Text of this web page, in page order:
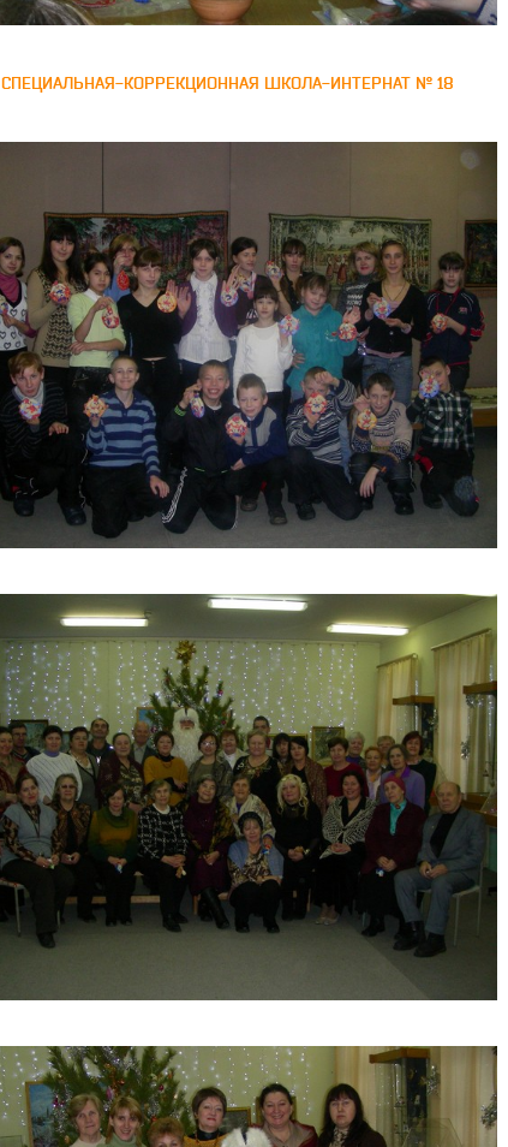
СПЕЦИАЛЬНАЯ-КОРРЕКЦИОННАЯ ШКОЛА-ИНТЕРНАТ № 18